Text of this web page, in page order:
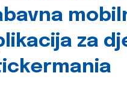
za